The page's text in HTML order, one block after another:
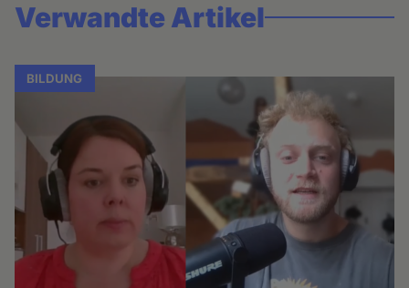
Verwandte Artikel
BILDUNG